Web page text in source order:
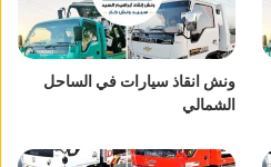
ونش انقاذ سيارات في الساحل
الشمالي